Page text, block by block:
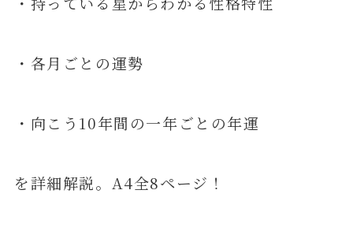
・各月ごとの運勢
・向こう10年間の一年ごとの年運
を詳細解説。A4全8ページ！